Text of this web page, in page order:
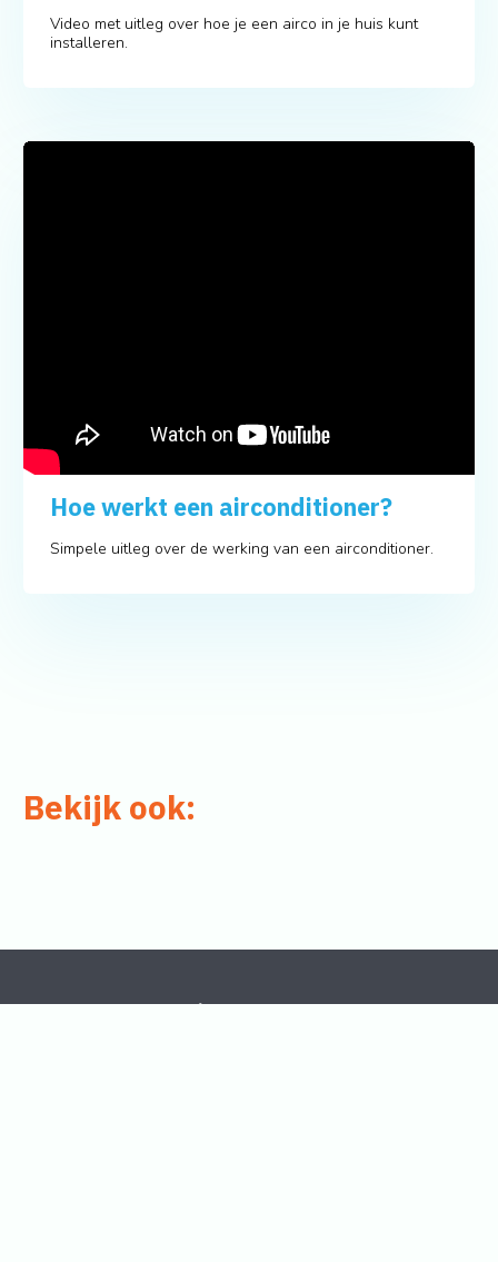
Video met uitleg over hoe je een airco in je huis kunt
installeren.
Hoe werkt een airconditioner?
Simpele uitleg over de werking van een airconditioner.
Bekijk ook: